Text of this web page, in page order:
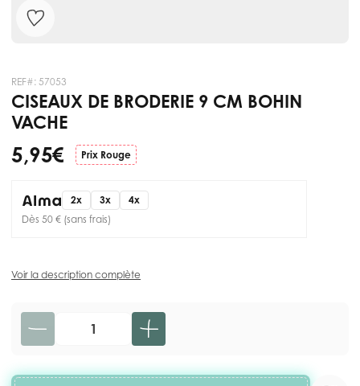
REF#: 57053
CISEAUX DE BRODERIE 9 CM BOHIN
VACHE
5,95 € Prix Rouge
2x 3x
4x
Dès 50 € (sans frais)
Voir la description complète
Quantité